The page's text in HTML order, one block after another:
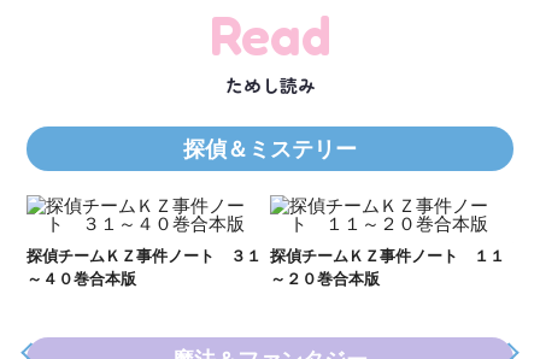
Read
ためし読み
探偵＆ミステリー
探偵チームＫＺ事件ノート ３１
～４０巻合本版
探偵チームＫＺ事件ノート １１
～２０巻合本版